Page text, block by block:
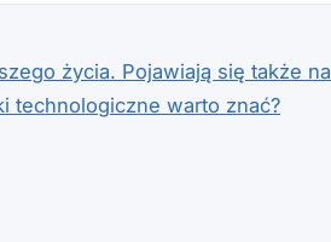
życia. Pojawiają się także na
technologiczne warto znać?